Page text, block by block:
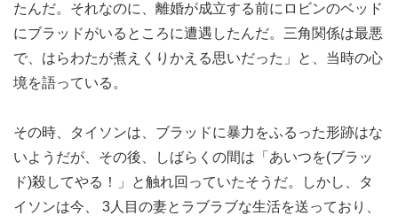
たんだ。それなのに、離婚が成立する前にロビンのベッド
にブラッドがいるところに遭遇したんだ。三角関係は最悪
で、はらわたが煮えくりかえる思いだった」と、当時の心
境を語っている。
その時、タイソンは、ブラッドに暴力をふるった形跡はな
いようだが、その後、しばらくの間は「あいつを(ブラッ
ド)殺してやる！」と触れ回っていたそうだ。しかし、タ
イソンは今、 3人目の妻とラブラブな生活を送っており、